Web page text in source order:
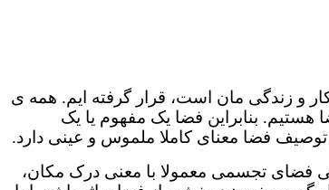
و زندگی مان است، قرار گرفته ایم. همه ی
بنابراین فضا یک مفهوم یا یک
فضا معنای کاملا ملموس و عینی دارد.
فضای تجسمی معمولا با معنی درک مکان،